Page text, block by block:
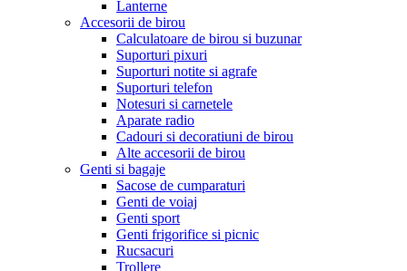
Lanterne
Accesorii de birou
Calculatoare de birou si buzunar
Suporturi pixuri
Suporturi notite si agrafe
Suporturi telefon
Notesuri si carnetele
Aparate radio
Cadouri si decoratiuni de birou
Alte accesorii de birou
Genti si bagaje
Sacose de cumparaturi
Genti de voiaj
Genti sport
Genti frigorifice si picnic
Rucsacuri
Trollere